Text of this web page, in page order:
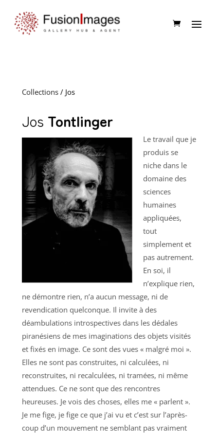
Collections/ Jos
Jos Tontlinger
Le travail que je
produis se
niche dans le
domaine des
sciences
humaines
appliquées,
tout
simplement et
pas autrement.
En soi, il
n’explique rien,
ne démontre rien, n’a aucun message, ni de
revendication quelconque. Il invite à des
déambulations introspectives dans les dédales
piranésiens de mes imaginations des objets visités
et fixés en image. Ce sont des vues « malgré moi ».
Elles ne sont pas construites, ni calculées, ni
reconstruites, ni recalculées, ni tramées, ni même
attendues. Ce ne sont que des rencontres
heureuses. Je vois des choses, elles me « parlent ».
Je me fige, je fige ce que j’ai vu et c’est sur l’après-
coup d’un mouvement ne semblant pas vraiment